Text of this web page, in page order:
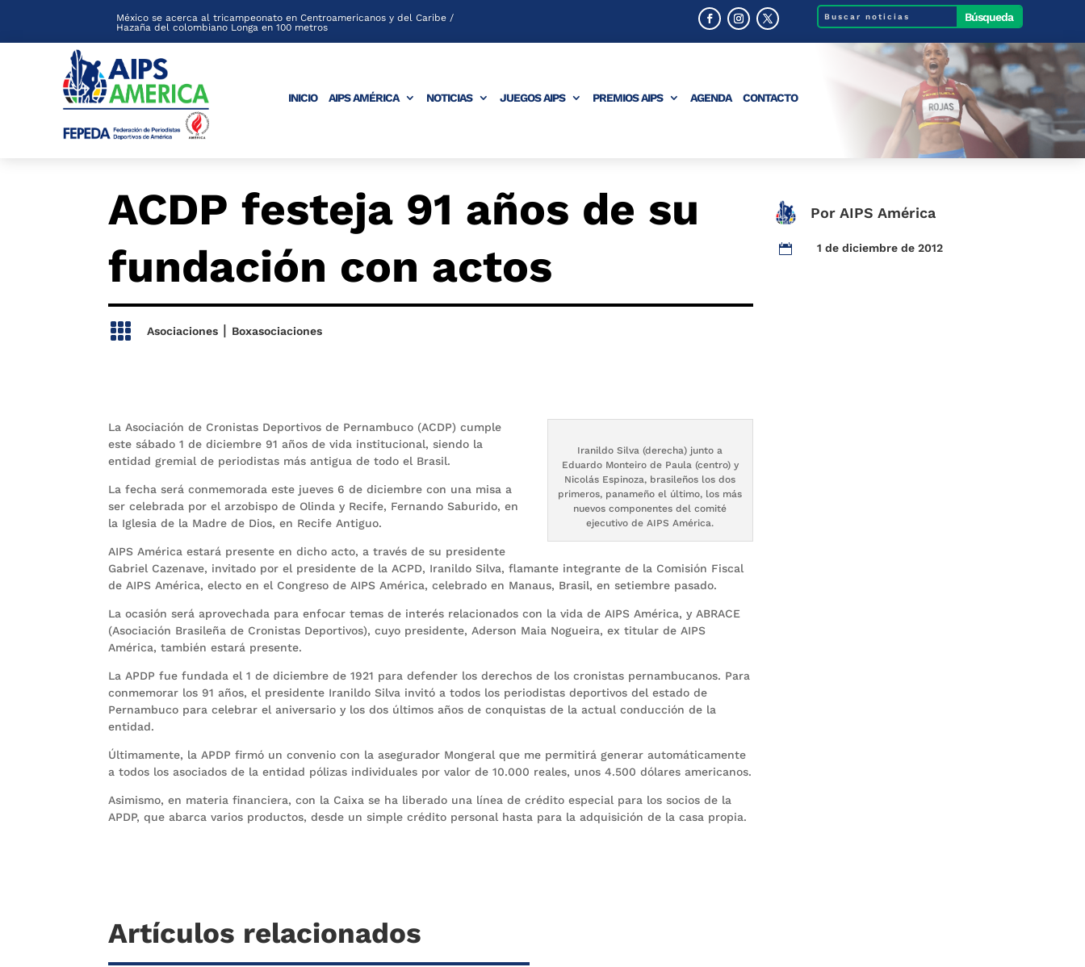
México se acerca al tricampeonato en Centroamericanos y del Caribe /
Hazaña del colombiano Longa en 100 metros
INICIO AIPS AMÉRICA NOTICIAS JUEGOS AIPS PREMIOS AIPS AGENDA CONTACTO
ACDP festeja 91 años de su
fundación con actos
 Asociaciones| Boxasociaciones
Por AIPS América
 1 de diciembre de 2012
Iranildo Silva (derecha) junto a
Eduardo Monteiro de Paula (centro) y
Nicolás Espinoza, brasileños los dos
primeros, panameño el último, los más
nuevos componentes del comité
ejecutivo de AIPS América.
La Asociación de Cronistas Deportivos de Pernambuco (ACDP) cumple
este sábado 1 de diciembre 91 años de vida institucional, siendo la
entidad gremial de periodistas más antigua de todo el Brasil.
La fecha será conmemorada este jueves 6 de diciembre con una misa a
ser celebrada por el arzobispo de Olinda y Recife, Fernando Saburido, en
la Iglesia de la Madre de Dios, en Recife Antiguo.
AIPS América estará presente en dicho acto, a través de su presidente
Gabriel Cazenave, invitado por el presidente de la ACPD, Iranildo Silva, flamante integrante de la Comisión Fiscal
de AIPS América, electo en el Congreso de AIPS América, celebrado en Manaus, Brasil, en setiembre pasado.
La ocasión será aprovechada para enfocar temas de interés relacionados con la vida de AIPS América, y ABRACE
(Asociación Brasileña de Cronistas Deportivos), cuyo presidente, Aderson Maia Nogueira, ex titular de AIPS
América, también estará presente.
La APDP fue fundada el 1 de diciembre de 1921 para defender los derechos de los cronistas pernambucanos. Para
conmemorar los 91 años, el presidente Iranildo Silva invitó a todos los periodistas deportivos del estado de
Pernambuco para celebrar el aniversario y los dos últimos años de conquistas de la actual conducción de la
entidad.
Últimamente, la APDP firmó un convenio con la asegurador Mongeral que me permitirá generar automáticamente
a todos los asociados de la entidad pólizas individuales por valor de 10.000 reales, unos 4.500 dólares americanos.
Asimismo, en materia financiera, con la Caixa se ha liberado una línea de crédito especial para los socios de la
APDP, que abarca varios productos, desde un simple crédito personal hasta para la adquisición de la casa propia.
Artículos relacionados